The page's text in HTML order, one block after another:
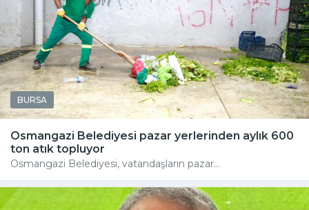
BURSA
Osmangazi Belediyesi pazar yerlerinden aylık 600
ton atık topluyor
Osmangazi Belediyesi, vatandaşların pazar...